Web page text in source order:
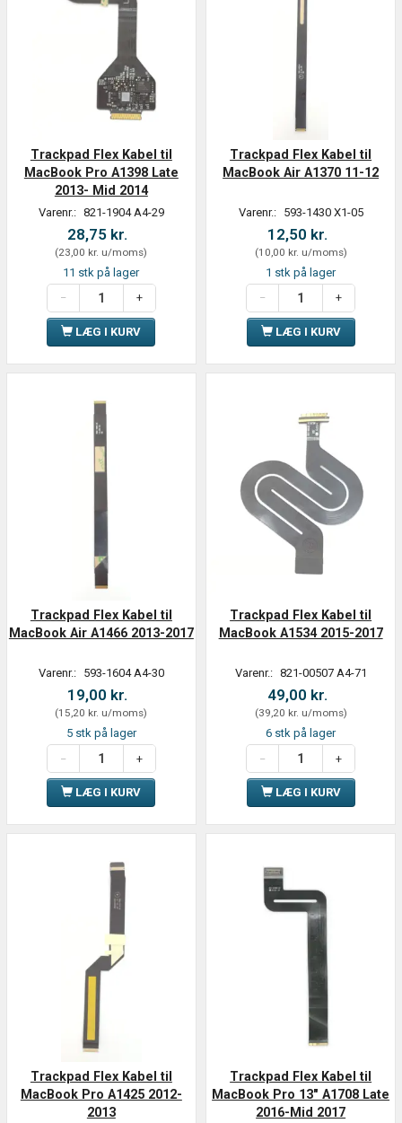
Trackpad Flex Kabel til
MacBook Pro A1398 Late
2013- Mid 2014
Varenr.: 821-1904 A4-29
28,75 kr.
(23,00 kr. u/moms)
11 stk på lager
LÆG I KURV
Trackpad Flex Kabel til
MacBook Air A1370 11-12
Varenr.: 593-1430 X1-05
12,50 kr.
(10,00 kr. u/moms)
1 stk på lager
LÆG I KURV
Trackpad Flex Kabel til
MacBook Air A1466 2013-2017
Varenr.: 593-1604 A4-30
19,00 kr.
(15,20 kr. u/moms)
5 stk på lager
LÆG I KURV
Trackpad Flex Kabel til
MacBook A1534 2015-2017
Varenr.: 821-00507 A4-71
49,00 kr.
(39,20 kr. u/moms)
6 stk på lager
LÆG I KURV
Trackpad Flex Kabel til
MacBook Pro A1425 2012-
2013
Trackpad Flex Kabel til
MacBook Pro 13" A1708 Late
2016-Mid 2017